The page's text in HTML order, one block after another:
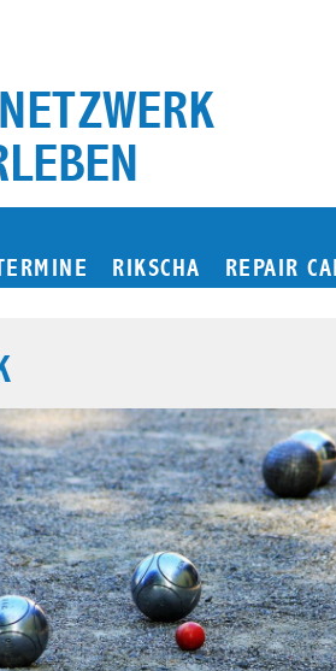
RIKSCHA REPAIR